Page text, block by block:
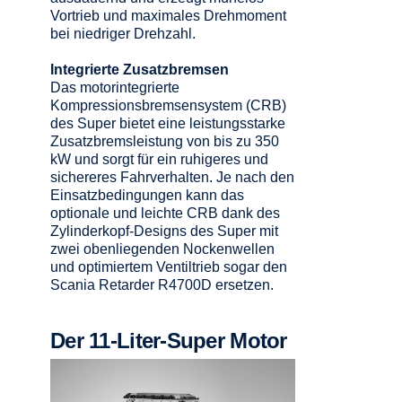
Vortrieb und maximales Drehmoment
bei niedriger Drehzahl.
Integrierte Zusatzbremsen
Das motorintegrierte
Kompressionsbremsensystem (CRB)
des Super bietet eine leistungsstarke
Zusatzbremsleistung von bis zu 350
kW und sorgt für ein ruhigeres und
sichereres Fahrverhalten. Je nach den
Einsatzbedingungen kann das
optionale und leichte CRB dank des
Zylinderkopf-Designs des Super mit
zwei obenliegenden Nockenwellen
und optimiertem Ventiltrieb sogar den
Scania Retarder R4700D ersetzen.
Der 11-Liter-Super Motor